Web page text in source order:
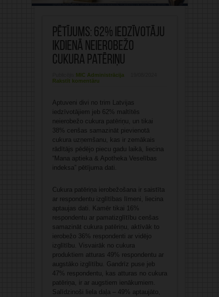
Pētījums: 62% iedzīvotāju
ikdienā neierobežo
cukura patēriņu
MIC Administrācija
Rakstīt komentāru
Aptuveni divi no trim Latvijas
iedzīvotājiem jeb 62% maltītēs
neierobežo cukura patēriņu, un tikai
38% cenšas samazināt pievienotā
cukura uzņemšanu, kas ir zemākais
rādītājs pēdējo piecu gadu laikā, liecina
“Mana aptieka & Apotheka Veselības
indeksa” pētījuma dati.
Cukura patēriņa ierobežošana ir saistīta
ar respondentu izglītības līmeni, liecina
aptaujas dati. Kamēr tikai 16%
respondentu ar pamatizglītību cenšas
samazināt cukura patēriņu, aktīvāk to
ierobežo 36% respondenti ar vidējo
izglītību. Visvairāk no cukura
produktiem atturas 49% respondentu ar
augstāko izglītību. Gandrīz puse jeb
47% respondentu, kas atturas no cukura
patēriņa, ir ar augstiem ienākumiem.
Salīdzinoši liela daļa – 49% aptaujāto,